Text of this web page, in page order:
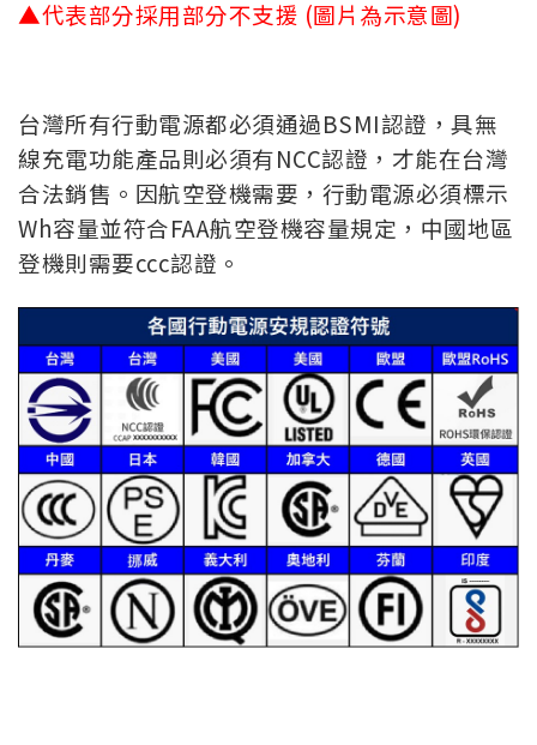
▲代表部分採用部分不支援 (圖片為示意圖)
台灣所有行動電源都必須通過BSMI認證，具無
線充電功能產品則必須有NCC認證，才能在台灣
合法銷售。因航空登機需要，行動電源必須標示
Wh容量並符合FAA航空登機容量規定，中國地區
登機則需要ccc認證。